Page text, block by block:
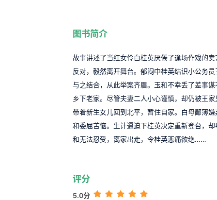
图书简介
故事讲述了当红女伶白桂英厌倦了逢场作戏的
反对，毅然离开舞台。郁闷中桂英结识小公务
与之结合，从此举案齐眉。玉和不幸丢了差事
乡下老家。尽管夫妻二人小心谨慎，却仍被王
带着新生女儿回到北平，暂住自家。白母鄙薄
和委屈苦恼。生计逼迫下桂英决定重新登台，
和无法忍受，离家出走，令桂英悲痛欲绝……
评分
5.0分